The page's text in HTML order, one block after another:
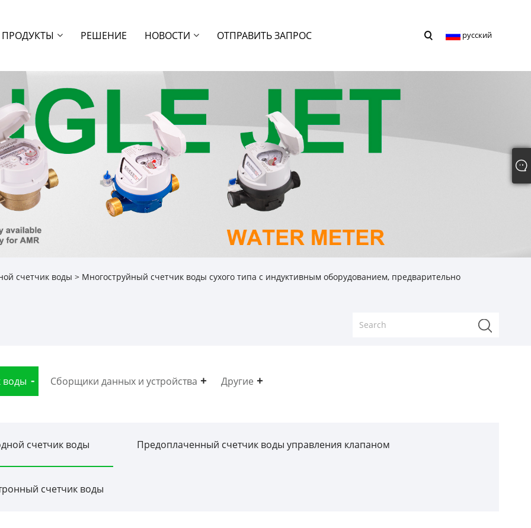
ПРОДУКТЫ РЕШЕНИЕ НОВОСТИ ОТПРАВИТЬ ЗАПРОС русский
счетчик воды > Многоструйный счетчик воды сухого типа с индуктивным оборудованием, предварительно
воды Сборщики данных и устройства Другие
счетчик воды Предоплаченный счетчик воды управления клапаном
счетчик воды